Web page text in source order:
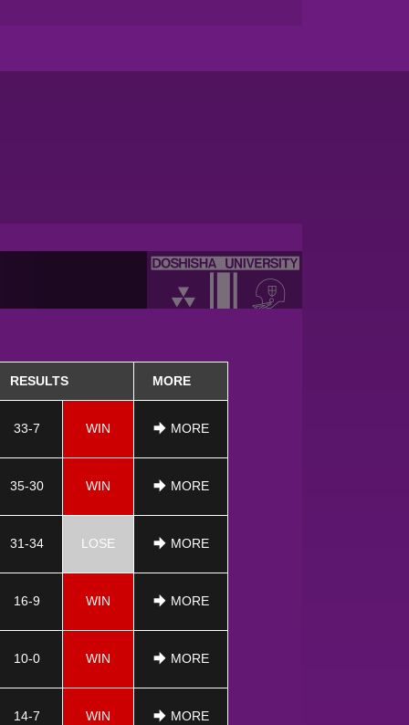
RESULTS MORE
33-7 WIN MORE
35-30 WIN MORE
31-34 LOSE MORE
16-9 WIN MORE
10-0 WIN MORE
14-7 WIN MORE